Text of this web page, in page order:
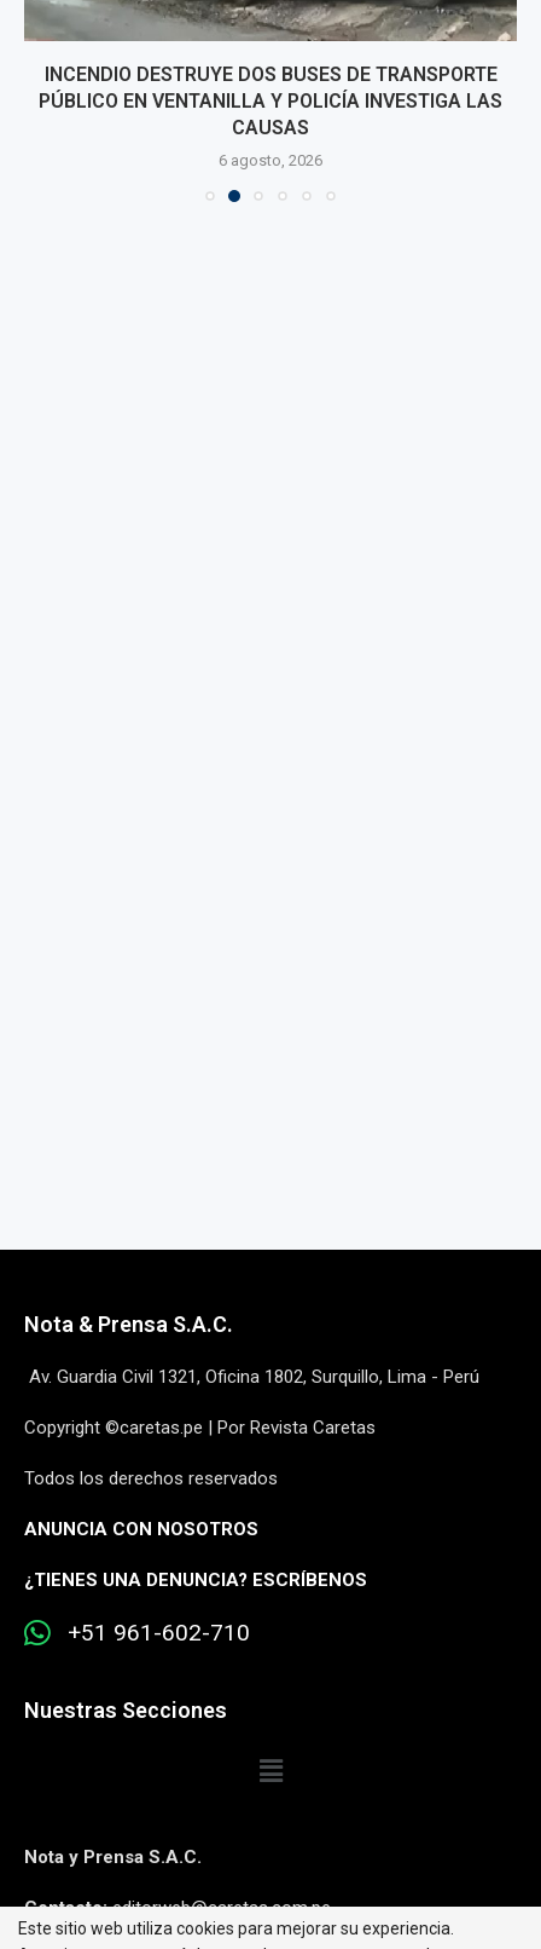
INCENDIO DESTRUYE DOS BUSES DE TRANSPORTE
PÚBLICO EN VENTANILLA Y POLICÍA INVESTIGA LAS
CAUSAS
6 agosto, 2026
Nota & Prensa S.A.C.
Av. Guardia Civil 1321, Oficina 1802, Surquillo, Lima - Perú
Copyright ©caretas.pe | Por Revista Caretas
Todos los derechos reservados
ANUNCIA CON NOSOTROS
¿TIENES UNA DENUNCIA? ESCRÍBENOS
+51 961-602-710
Nuestras Secciones
Nota y Prensa S.A.C.
Contacto:editorweb@caretas.com.pe
Este sitio web utiliza cookies para mejorar su experiencia.